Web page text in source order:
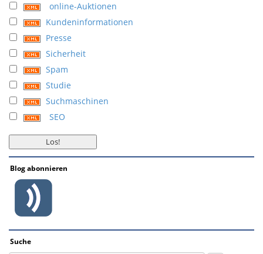
online-Auktionen
Kundeninformationen
Presse
Sicherheit
Spam
Studie
Suchmaschinen
SEO
Blog abonnieren
Suche